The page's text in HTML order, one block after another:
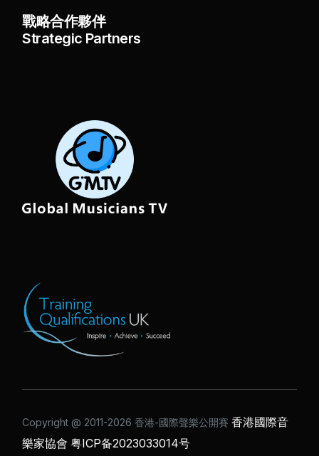
戰略合作夥伴
Strategic Partners
Copyright @ 2011-2026 ⾹港-國際聲樂公開賽香港國際音
樂家協會 粤ICP备2023033014号